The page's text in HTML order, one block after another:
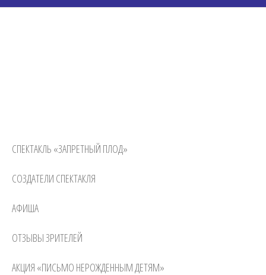
Перейти
СПЕКТАКЛЬ «ЗАПРЕТНЫЙ ПЛОД»
СОЗДАТЕЛИ СПЕКТАКЛЯ
АФИША
ОТЗЫВЫ ЗРИТЕЛЕЙ
АКЦИЯ «ПИСЬМО НЕРОЖДЕННЫМ ДЕТЯМ»